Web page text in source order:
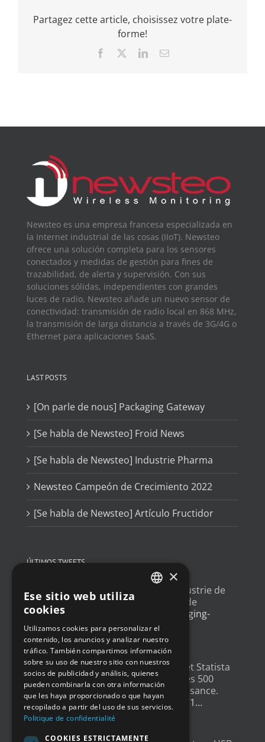
Partagez cette article, choisissez votre plate-
forme!
Facebook LinkedInEmail
Newsteo es una empresa francesa especializada en
la Internet industrial de las cosas (IIoT). Newsteo
ofrece una solución completa para los sensores
conectados y medidas de gestión para fines de
trazabilidad, de alerta y supervisión. Con sus
soluciones sólidas, independientes con grandes
luces de radio, Newsteo añade un nuevo sensor de
conectividad: transmisión de radio local en 868 MHz,
la transmisión de larga distancia a través de 3G/4G o
Ethernet para aplicaciones SaaS.
LAST POSTS
[On parle de nous] Packaging Gateway
[Se habla de Newsteo] Froid News
[Se habla de Newsteo] Industrie Pharma
Newsteo Campeón de Crecimiento 2022
[Se habla de Newsteo] Artículo Fructidor
ÚLTIMOS TWEETS
Un article sur l'#IoT
dans l'industrie de
l'emballage, avec un exemple de
déploiement
packaging-
gateway.com/features/how-i…
4 años ago
Un grand merci à@LesEchos
et Statista
qui ont classé Newsteo dans les 500
Champions français de la croissance.
Un… twitter.com/i/web/status/1…
4 años ago
GERMAN
SPANISH
×
Ese sitio web utiliza
cookies
Utilizamos cookies para personalizar el
contenido, los anuncios y analizar nuestro
tráfico. También compartimos información
sobre su uso de nuestro sitio con nuestros
socios de publicidad y análisis, quienes
pueden combinarla con otra información
que les haya proporcionado o que hayan
recopilado a partir del uso de sus servicios.
Politique de confidentialité
COOKIES ESTRICTAMENTE